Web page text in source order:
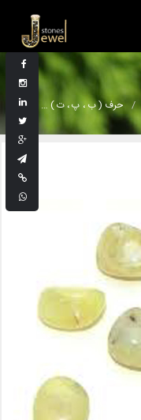
حرف ( ب ، پ ، ت ) پرنیت